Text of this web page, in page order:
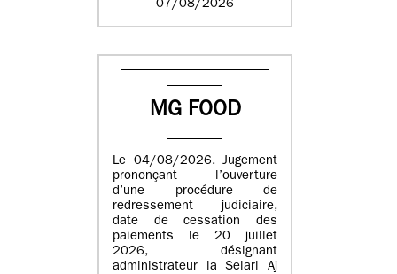
07/08/2026
MG FOOD
Le 04/08/2026. Jugement
prononçant l’ouverture
d’une procédure de
redressement judiciaire,
date de cessation des
paiements le 20 juillet
2026, désignant
administrateur la Selarl Aj